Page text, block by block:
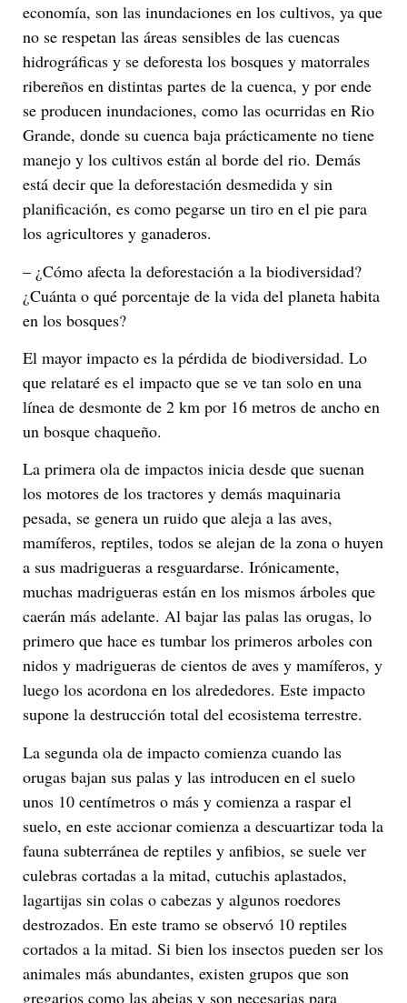
economía, son las inundaciones en los cultivos, ya que
no se respetan las áreas sensibles de las cuencas
hidrográficas y se deforesta los bosques y matorrales
ribereños en distintas partes de la cuenca, y por ende
se producen inundaciones, como las ocurridas en Rio
Grande, donde su cuenca baja prácticamente no tiene
manejo y los cultivos están al borde del rio. Demás
está decir que la deforestación desmedida y sin
planificación, es como pegarse un tiro en el pie para
los agricultores y ganaderos.
– ¿Cómo afecta la deforestación a la biodiversidad?
¿Cuánta o qué porcentaje de la vida del planeta habita
en los bosques?
El mayor impacto es la pérdida de biodiversidad. Lo
que relataré es el impacto que se ve tan solo en una
línea de desmonte de 2 km por 16 metros de ancho en
un bosque chaqueño.
La primera ola de impactos inicia desde que suenan
los motores de los tractores y demás maquinaria
pesada, se genera un ruido que aleja a las aves,
mamíferos, reptiles, todos se alejan de la zona o huyen
a sus madrigueras a resguardarse. Irónicamente,
muchas madrigueras están en los mismos árboles que
caerán más adelante. Al bajar las palas las orugas, lo
primero que hace es tumbar los primeros arboles con
nidos y madrigueras de cientos de aves y mamíferos, y
luego los acordona en los alrededores. Este impacto
supone la destrucción total del ecosistema terrestre.
La segunda ola de impacto comienza cuando las
orugas bajan sus palas y las introducen en el suelo
unos 10 centímetros o más y comienza a raspar el
suelo, en este accionar comienza a descuartizar toda la
fauna subterránea de reptiles y anfibios, se suele ver
culebras cortadas a la mitad, cutuchis aplastados,
lagartijas sin colas o cabezas y algunos roedores
destrozados. En este tramo se observó 10 reptiles
cortados a la mitad. Si bien los insectos pueden ser los
animales más abundantes, existen grupos que son
gregarios como las abejas y son necesarias para